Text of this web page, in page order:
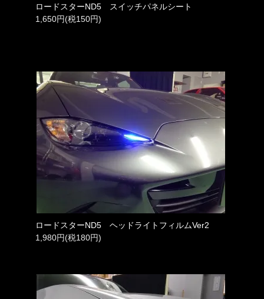
ロードスターND5 スイッチパネルシート
1,650円(税150円)
ロードスターND5 ヘッドライトフィルムVer2
1,980円(税180円)